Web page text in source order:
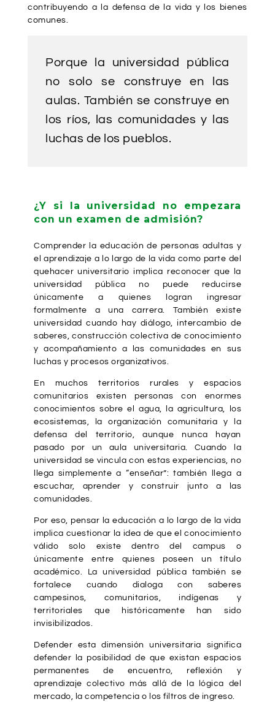
contribuyendo a la defensa de la vida y los bienes
comunes.
Porque la universidad pública
no solo se construye en las
aulas. También se construye en
los ríos, las comunidades y las
luchas de los pueblos.
¿Y si la universidad no empezara
con un examen de admisión?
Comprender la educación de personas adultas y
el aprendizaje a lo largo de la vida como parte del
quehacer universitario implica reconocer que la
universidad pública no puede reducirse
únicamente a quienes logran ingresar
formalmente a una carrera. También existe
universidad cuando hay diálogo, intercambio de
saberes, construcción colectiva de conocimiento
y acompañamiento a las comunidades en sus
luchas y procesos organizativos.
En muchos territorios rurales y espacios
comunitarios existen personas con enormes
conocimientos sobre el agua, la agricultura, los
ecosistemas, la organización comunitaria y la
defensa del territorio, aunque nunca hayan
pasado por un aula universitaria. Cuando la
universidad se vincula con estas experiencias, no
llega simplemente a “enseñar”: también llega a
escuchar, aprender y construir junto a las
comunidades.
Por eso, pensar la educación a lo largo de la vida
implica cuestionar la idea de que el conocimiento
válido solo existe dentro del campus o
únicamente entre quienes poseen un título
académico. La universidad pública también se
fortalece cuando dialoga con saberes
campesinos, comunitarios, indígenas y
territoriales que históricamente han sido
invisibilizados.
Defender esta dimensión universitaria significa
defender la posibilidad de que existan espacios
permanentes de encuentro, reflexión y
aprendizaje colectivo más allá de la lógica del
mercado, la competencia o los filtros de ingreso.